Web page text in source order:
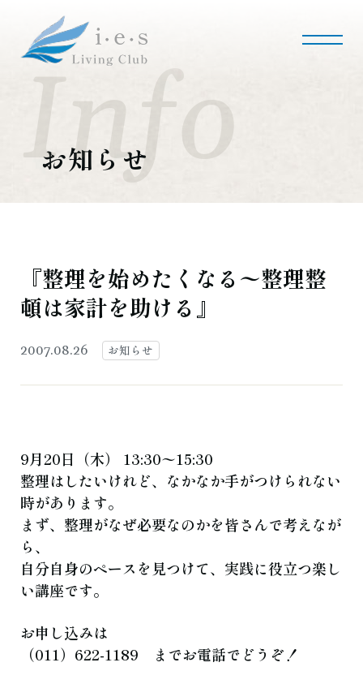
お知らせ
『整理を始めたくなる〜整理整
頓は家計を助ける』
2007.08.26 お知らせ
9月20日（木） 13:30〜15:30
整理はしたいけれど、なかなか手がつけられない
時があります。
まず、整理がなぜ必要なのかを皆さんで考えなが
ら、
自分自身のペースを見つけて、実践に役立つ楽し
い講座です。
お申し込みは
（011）622-1189 までお電話でどうぞ！
i・e・sリビング倶楽部について
事業内容
会社概要
施工事例・実績
マンションリノベーション
採用情報
よくある質問 お知らせ ブログ